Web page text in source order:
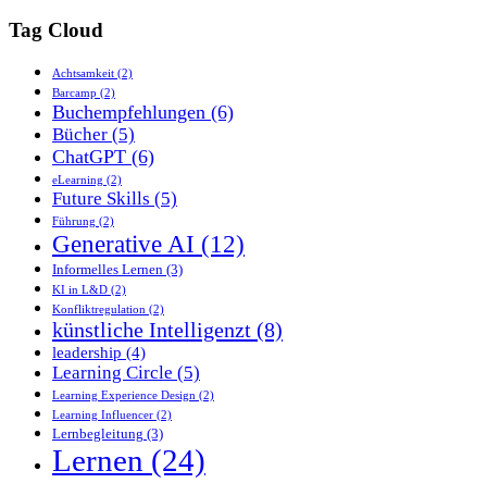
Tag Cloud
Achtsamkeit (2)
Barcamp (2)
Buchempfehlungen (6)
Bücher (5)
ChatGPT (6)
eLearning (2)
Future Skills (5)
Führung (2)
Generative AI (12)
Informelles Lernen (3)
KI in L&D (2)
Konfliktregulation (2)
künstliche Intelligenzt (8)
leadership (4)
Learning Circle (5)
Learning Experience Design (2)
Learning Influencer (2)
Lernbegleitung (3)
Lernen (24)